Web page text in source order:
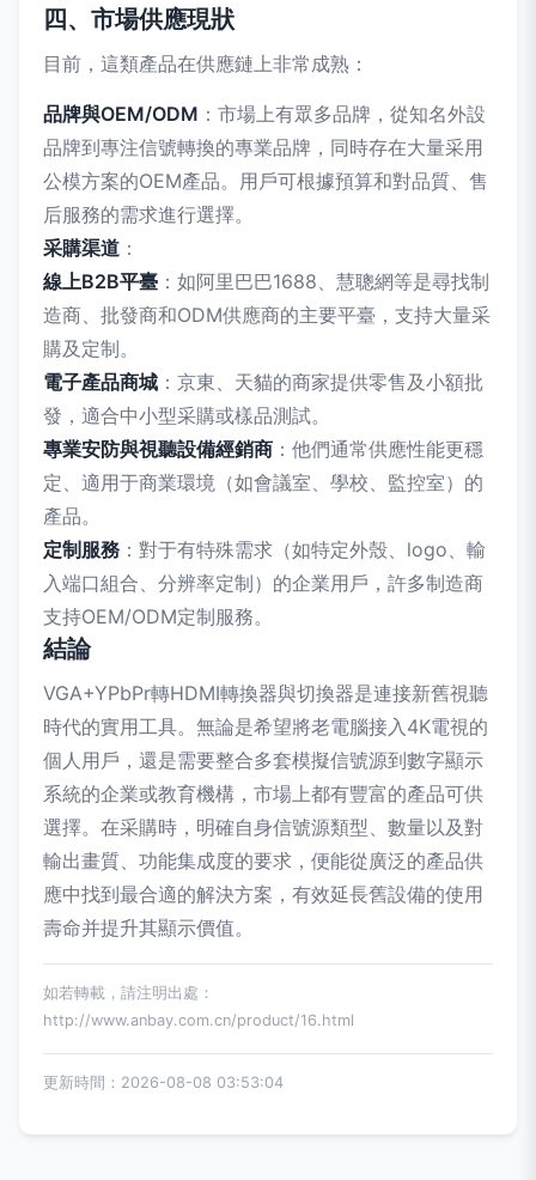
四、市場供應現狀
目前，這類產品在供應鏈上非常成熟：
品牌與OEM/ODM ：市場上有眾多品牌，從知名外設
品牌到專注信號轉換的專業品牌，同時存在大量采用
公模方案的OEM產品。用戶可根據預算和對品質、售
后服務的需求進行選擇。
采購渠道 ：
線上B2B平臺 ：如阿里巴巴1688、慧聰網等是尋找制
造商、批發商和ODM供應商的主要平臺，支持大量采
購及定制。
電子產品商城 ：京東、天貓的商家提供零售及小額批
發，適合中小型采購或樣品測試。
專業安防與視聽設備經銷商 ：他們通常供應性能更穩
定、適用于商業環境（如會議室、學校、監控室）的
產品。
定制服務 ：對于有特殊需求（如特定外殼、logo、輸
入端口組合、分辨率定制）的企業用戶，許多制造商
支持OEM/ODM定制服務。
結論
VGA+YPbPr轉HDMI轉換器與切換器是連接新舊視聽
時代的實用工具。無論是希望將老電腦接入4K電視的
個人用戶，還是需要整合多套模擬信號源到數字顯示
系統的企業或教育機構，市場上都有豐富的產品可供
選擇。在采購時，明確自身信號源類型、數量以及對
輸出畫質、功能集成度的要求，便能從廣泛的產品供
應中找到最合適的解決方案，有效延長舊設備的使用
壽命并提升其顯示價值。
如若轉載，請注明出處：
http://www.anbay.com.cn/product/16.html
更新時間：2026-08-08 03:53:04